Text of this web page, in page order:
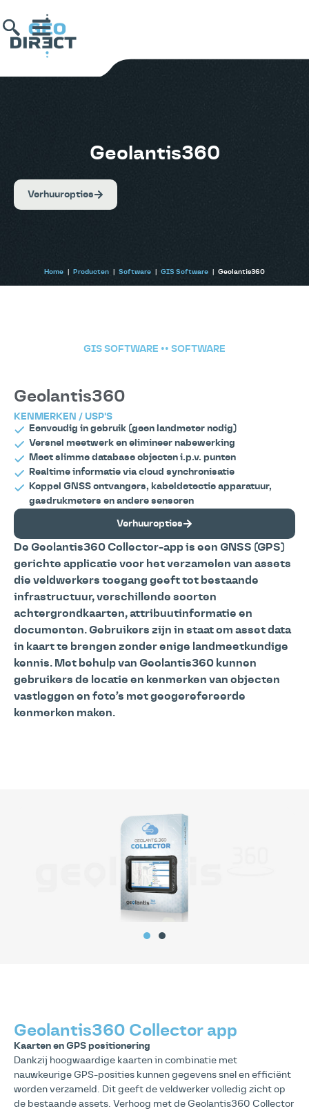
Geolantis360
Verhuuropties
Home Producten Software GIS Software Geolantis360
GIS SOFTWARE •• SOFTWARE
De Geolantis360 Collector-app is een GNSS (GPS)
gerichte applicatie voor het verzamelen van assets
die veldwerkers toegang geeft tot bestaande
infrastructuur, verschillende soorten
achtergrondkaarten, attribuutinformatie en
documenten. Gebruikers zijn in staat om asset data
in kaart te brengen zonder enige landmeetkundige
kennis. Met behulp van Geolantis360 kunnen
gebruikers de locatie en kenmerken van objecten
vastleggen en foto’s met geogerefereerde
kenmerken maken.
Geolantis360
KENMERKEN / USP'S
Eenvoudig in gebruik (geen landmeter nodig)
Versnel meetwerk en elimineer nabewerking
Meet slimme database objecten i.p.v. punten
Realtime informatie via cloud synchronisatie
Koppel GNSS ontvangers, kabeldetectie apparatuur,
gasdrukmeters en andere sensoren
Verhuuropties
Geolantis360 Collector app
Kaarten en GPS positionering
Dankzij hoogwaardige kaarten in combinatie met
nauwkeurige GPS-posities kunnen gegevens snel en efficiënt
worden verzameld. Dit geeft de veldwerker volledig zicht op
de bestaande assets. Verhoog met de Geolantis360 Collector